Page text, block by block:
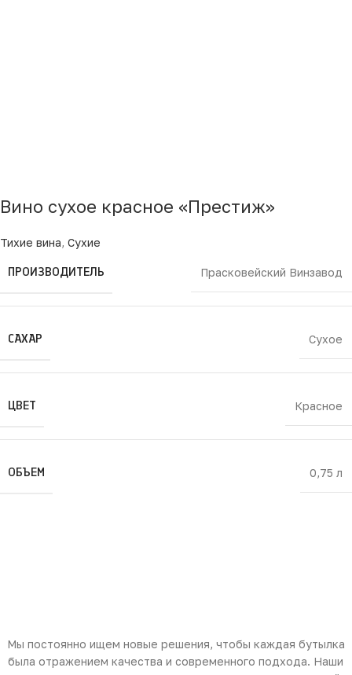
Вино сухое красное «Престиж»
Тихие вина, Сухие
ПРОИЗВОДИТЕЛЬ Прасковейский Винзавод
САХАР Сухое
ЦВЕТ Красное
ОБЪЕМ 0,75 л
Мы постоянно ищем новые решения, чтобы каждая бутылка
была отражением качества и современного подхода. Наши